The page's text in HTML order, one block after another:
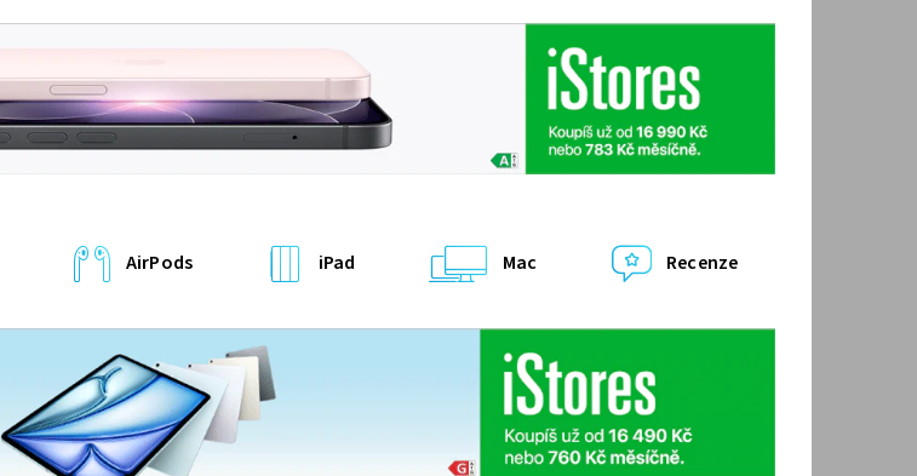
AirPods iPad Mac Recenze